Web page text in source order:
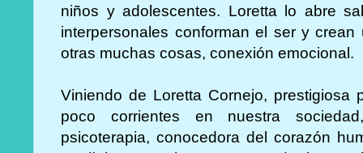
niños y adolescentes. Loretta lo abre
interpersonales conforman el ser y
otras muchas cosas, conexión emocional.
Viniendo de Loretta Cornejo, prestigiosa
poco corrientes en nuestra
psicoterapia, conocedora del corazón